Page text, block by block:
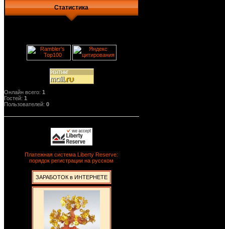
Статистика
Онлайн всего: 1
Гостей: 1
Пользователей: 0
Платежная система Liberty Reserve:
порядок регистрации на русском
ЗАРАБОТОК в ИНТЕРНЕТЕ